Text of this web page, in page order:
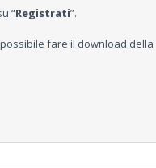
“Registrati”.
fare il download della